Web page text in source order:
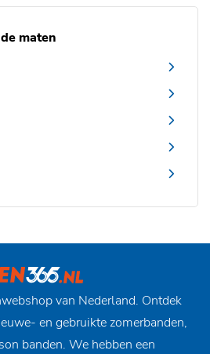
maten
van Nederland. Ontdek
en gebruikte zomerbanden,
banden. We hebben een